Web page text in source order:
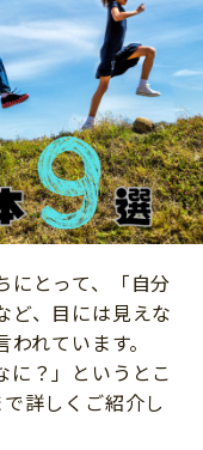
にとって、「自分
ど、目には見えな
れています。
に？」というとこ
詳しくご紹介し